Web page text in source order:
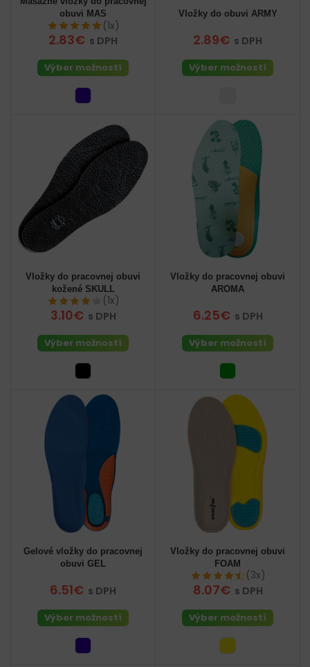
obuvi MAS
(1x)
2.83€ s DPH
Výber možností
Vložky do obuvi ARMY
2.89€ s DPH
Výber možností
Vložky do pracovnej obuvi
kožené SKULL
(1x)
3.10€ s DPH
Výber možností
Vložky do pracovnej obuvi
AROMA
6.25€ s DPH
Výber možností
Gelové vložky do pracovnej
obuvi GEL
6.51€ s DPH
Výber možností
Vložky do pracovnej obuvi
FOAM
(3x)
8.07€ s DPH
Výber možností